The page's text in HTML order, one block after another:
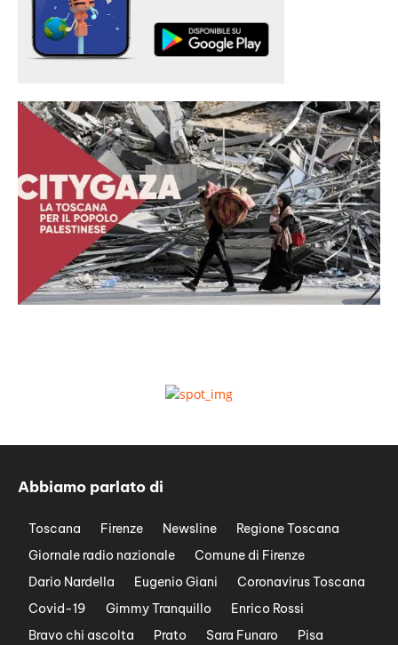
Abbiamo parlato di
Toscana Firenze Newsline
Regione Toscana
Giornale radio nazionale
Comune di Firenze
Dario Nardella
Eugenio Giani
Coronavirus Toscana
Covid-19
Gimmy Tranquillo
Enrico Rossi
Bravo chi ascolta
Prato Sara Funaro
Pisa